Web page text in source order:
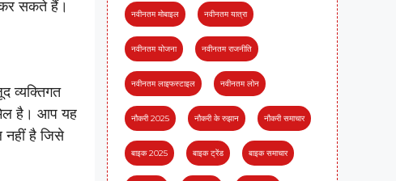
कर सकते हैं।
व्यक्तिगत
है। आप यह
नहीं है जिसे
नवीनतम मोबाइल नवीनतम यात्रा
नवीनतम योजना नवीनतम राजनीति
नवीनतम लाइफस्टाइल नवीनतम लोन
नौकरी 2025 नौकरी के रुझान नौकरी समाचार
बाइक 2025 बाइक ट्रेंड बाइक समाचार